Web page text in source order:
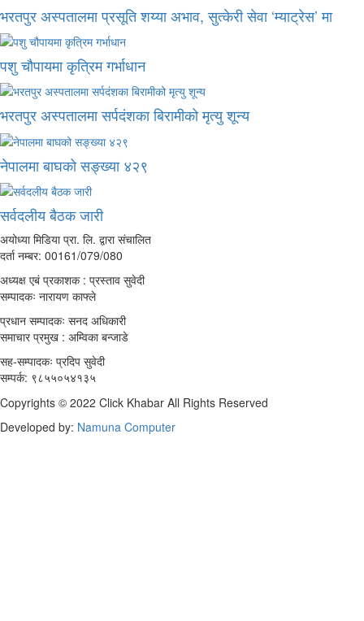
भरतपुर अस्पतालमा प्रसूति शय्या अभाव, सुत्केरी सेवा ‘म्याट्रेस’ मा
पशु चौपायमा कृत्रिम गर्भाधान
भरतपुर अस्पतालमा सर्पदंशका बिरामीको मृत्यु शून्य
नेपालमा बाघको सङ्ख्या ४२९
सर्वदलीय बैठक जारी
अयोध्या मिडिया प्रा. लि. द्वारा संचालित
दर्ता नम्बर: 00161/079/080
अध्यक्ष एबं प्रकाशक : प्रस्ताव सुवेदी
सम्पादकः नारायण काफ्ले
प्रधान सम्पादकः सनद अधिकारी
समाचार प्रमुख : अम्विका बन्जाडे
सह-सम्पादकः प्रदिप सुवेदी
सम्पर्क: ९८५५०५४१३५
Copyrights © 2022 Click Khabar All Rights Reserved
Developed by: Namuna Computer